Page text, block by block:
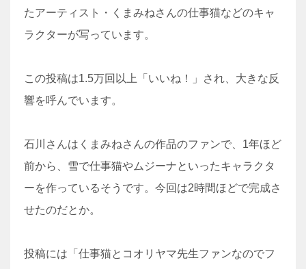
たアーティスト・くまみねさんの仕事猫などのキャ
ラクターが写っています。
この投稿は1.5万回以上「いいね！」され、大きな反
響を呼んでいます。
石川さんはくまみねさんの作品のファンで、1年ほど
前から、雪で仕事猫やムジーナといったキャラクタ
ーを作っているそうです。今回は2時間ほどで完成さ
せたのだとか。
投稿には「仕事猫とコオリヤマ先生ファンなのでフ